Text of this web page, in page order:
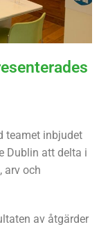
teamet inbjudet
Dublin att delta i
arv och
av åtgärder